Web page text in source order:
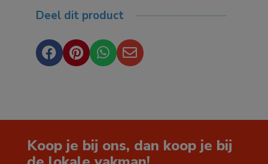
Deel dit product
   
Koop je bij ons, dan koop je bij